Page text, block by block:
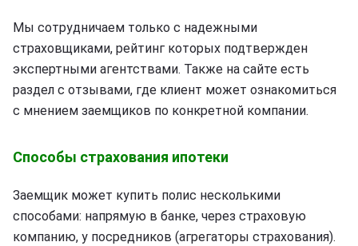
Мы сотрудничаем только с надежными
страховщиками, рейтинг которых подтвержден
экспертными агентствами. Также на сайте есть
раздел с отзывами, где клиент может ознакомиться
с мнением заемщиков по конкретной компании.
Способы страхования ипотеки
Заемщик может купить полис несколькими
способами: напрямую в банке, через страховую
компанию, у посредников (агрегаторы страхования).